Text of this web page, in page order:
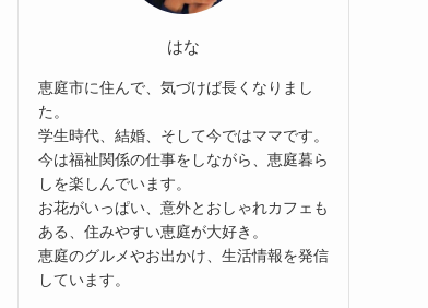
はな
恵庭市に住んで、気づけば長くなりまし
た。
学生時代、結婚、そして今ではママです。
今は福祉関係の仕事をしながら、恵庭暮ら
しを楽しんでいます。
お花がいっぱい、意外とおしゃれカフェも
ある、住みやすい恵庭が大好き。
恵庭のグルメやお出かけ、生活情報を発信
しています。